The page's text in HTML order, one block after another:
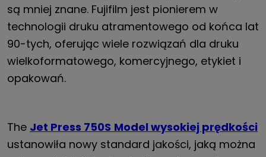
są mniej znane. Fujifilm jest pionierem w
technologii druku atramentowego od końca lat
90-tych, oferując wiele rozwiązań dla druku
wielkoformatowego, komercyjnego, etykiet i
opakowań.
The Jet Press 750S Model wysokiej prędkości
ustanowiła nowy standard jakości, jaką można